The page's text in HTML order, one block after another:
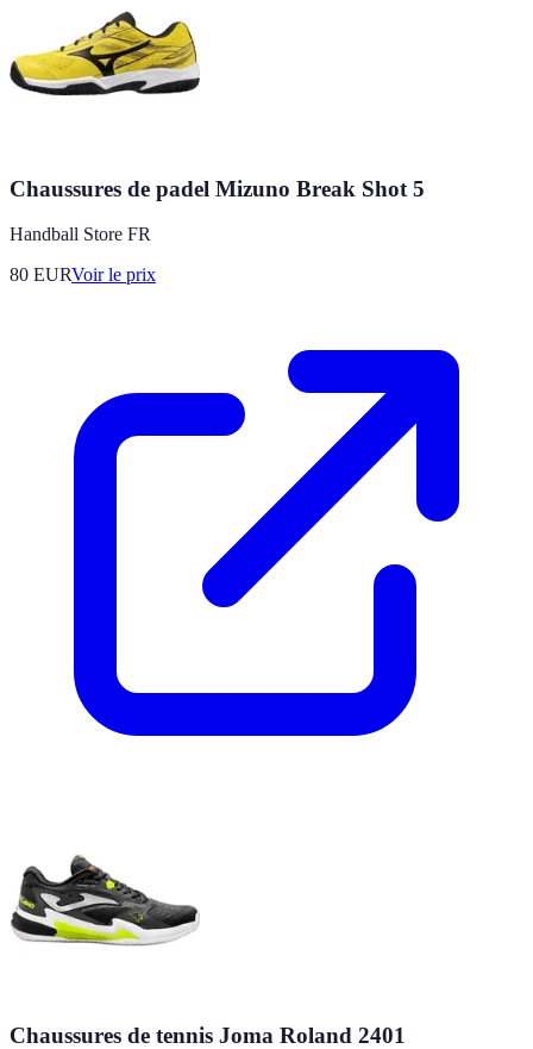
Chaussures de padel Mizuno Break Shot 5
Handball Store FR
80 EURVoir le prix
Chaussures de tennis Joma Roland 2401